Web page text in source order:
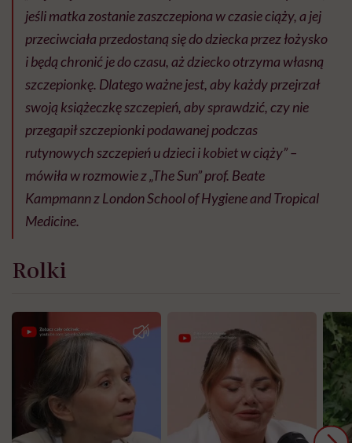
jeśli matka zostanie zaszczepiona w czasie ciąży, a jej
przeciwciała przedostaną się do dziecka przez łożysko
i będą chronić je do czasu, aż dziecko otrzyma własną
szczepionkę. Dlatego ważne jest, aby każdy przejrzał
swoją książeczkę szczepień, aby sprawdzić, czy nie
przegapił szczepionki podawanej podczas
rutynowych szczepień u dzieci i kobiet w ciąży” –
mówiła w rozmowie z „The Sun” prof. Beate
Kampmann z London School of Hygiene and Tropical
Medicine.
Rolki